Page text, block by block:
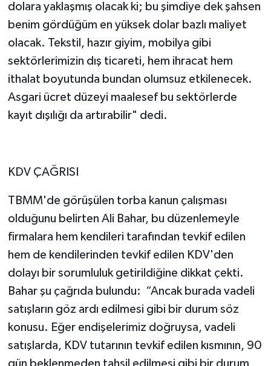
dolara yaklaşmış olacak ki; bu şimdiye dek şahsen
benim gördüğüm en yüksek dolar bazlı maliyet
olacak. Tekstil, hazır giyim, mobilya gibi
sektörlerimizin dış ticareti, hem ihracat hem
ithalat boyutunda bundan olumsuz etkilenecek.
Asgari ücret düzeyi maalesef bu sektörlerde
kayıt dışılığı da artırabilir" dedi.
KDV ÇAĞRISI
TBMM'de görüşülen torba kanun çalışması
olduğunu belirten Ali Bahar, bu düzenlemeyle
firmalara hem kendileri tarafından tevkif edilen
hem de kendilerinden tevkif edilen KDV'den
dolayı bir sorumluluk getirildiğine dikkat çekti.
Bahar şu çağrıda bulundu: “Ancak burada vadeli
satışların göz ardı edilmesi gibi bir durum söz
konusu. Eğer endişelerimiz doğruysa, vadeli
satışlarda, KDV tutarının tevkif edilen kısmının, 90